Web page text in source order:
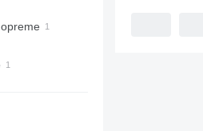
plastike
temperature